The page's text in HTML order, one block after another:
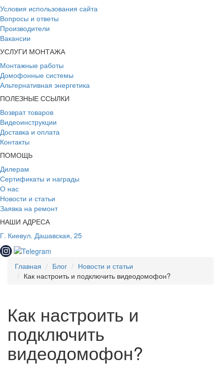
Условия использования сайта
Вопросы и ответы
Производители
Вакансии
УСЛУГИ МОНТАЖА
Монтажные работы
Домофонные системы
Альтернативная энергетика
ПОЛЕЗНЫЕ ССЫЛКИ
Возврат товаров
Видеоинструкции
Доставка и оплата
Контакты
ПОМОЩЬ
Дилерам
Сертификаты и награды
О нас
Новости и статьи
Заявка на ремонт
НАШИ АДРЕСА
Г. Киевул. Дашавская, 25
Главная Блог
Новости и статьи
Как настроить и подключить видеодомофон?
Как настроить и
подключить
видеодомофон?